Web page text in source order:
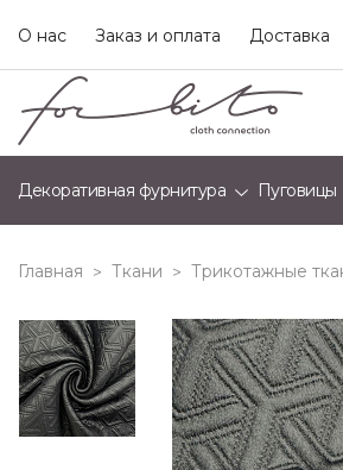
О нас Заказ и оплата Доставка
Декоративная фурнитура Пуговицы
Главная > Ткани > Трикотажные